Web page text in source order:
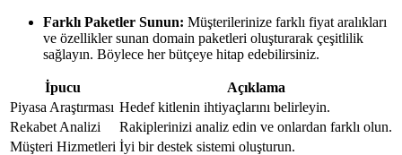
Farklı Paketler Sunun: Müşterilerinize farklı fiyat aralıkları
ve özellikler sunan domain paketleri oluşturarak çeşitlilik
sağlayın. Böylece her bütçeye hitap edebilirsiniz.
İpucu
Açıklama
Piyasa Araştırması Hedef kitlenin ihtiyaçlarını belirleyin.
Rekabet Analizi
Rakiplerinizi analiz edin ve onlardan farklı olun.
Müşteri Hizmetleri İyi bir destek sistemi oluşturun.